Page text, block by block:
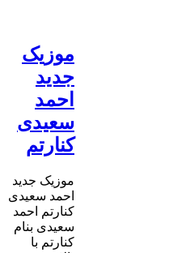
موزیک
جدید
احمد
سعیدی
کنارتم
موزیک جدید
احمد سعیدی
کنارتم احمد
سعیدی بنام
کنارتم با